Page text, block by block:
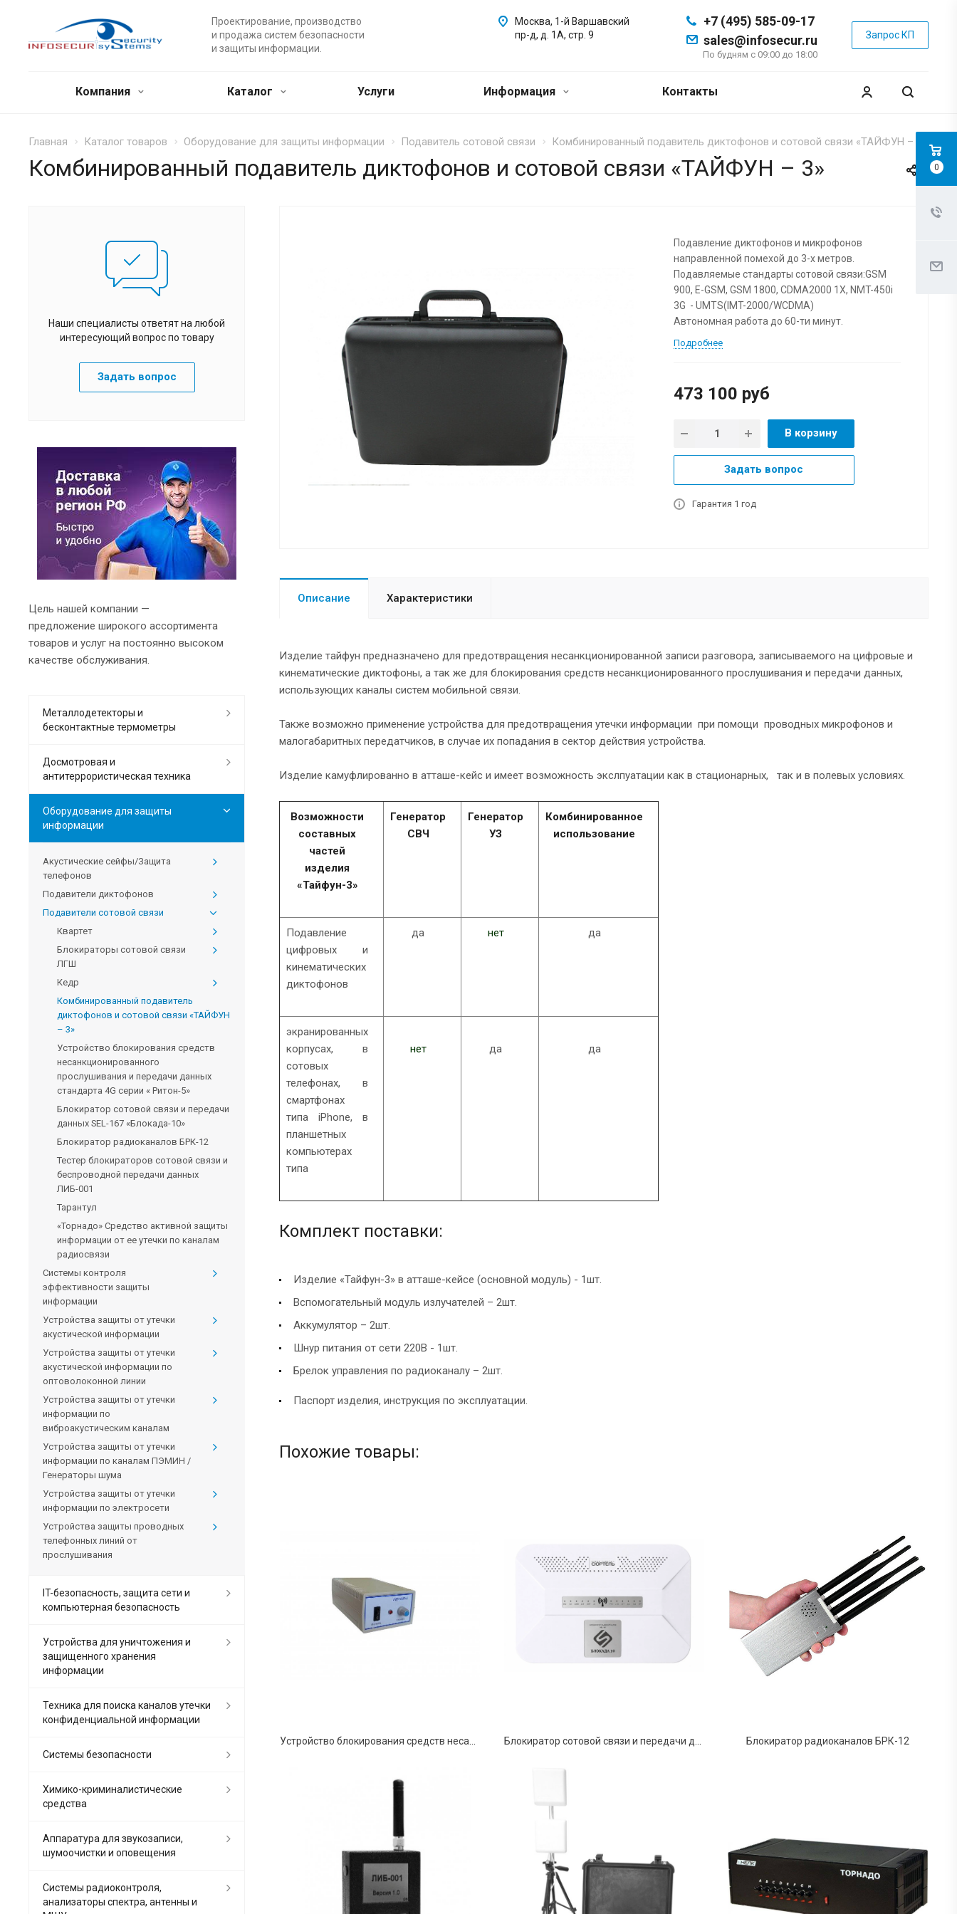
Проектирование, производство
и продажа систем безопасности
и защиты информации.
+7 (495) 585-09-17
sales@infosecur.ru
По будням с 09:00 до 18:00
Запрос КП
Москва, 1-й Варшавский
пр-д, д. 1А, стр. 9
Компания Каталог Услуги Информация Контакты
Главная Каталог товаров Оборудование для защиты информации Подавитель сотовой связи Комбинированный подавитель диктофонов и сотовой связи «ТАЙФУН – 3»
Комбинированный подавитель диктофонов и сотовой связи «ТАЙФУН – 3»
Подавление диктофонов и микрофонов
направленной помехой до 3-х метров.
Подавляемые стандарты сотовой связи:GSM
900, Е-GSM, GSM 1800, CDMA2000 1X, NMT-450i
3G - UMTS(IMT-2000/WCDMA)
Автономная работа до 60-ти минут.
Подробнее
473 100 руб
В корзину
Задать вопрос
Гарантия 1 год
Описание Характеристики
Изделие тайфун предназначено для предотвращения несанкционированной записи разговора, записываемого на цифровые и
кинематические диктофоны, а так же для блокирования средств несанкционированного прослушивания и передачи данных,
использующих каналы систем мобильной связи.
Также возможно применение устройства для предотвращения утечки информации при помощи проводных микрофонов и
малогабаритных передатчиков, в случае их попадания в сектор действия устройства.
Изделие камуфлированно в атташе-кейс и имеет возможность экслпуатации как в стационарных, так и в полевых условиях.
Возможности
составных
частей
изделия
«Тайфун-3»
Генератор
СВЧ
Генератор
УЗ
Комбинированное
использование
Подавление
цифровых и
кинематических
диктофонов
да нет да
экранированных
корпусах, в
сотовых
телефонах, в
смартфонах
типа iPhone, в
планшетных
компьютерах
типа
нет да да
Комплект поставки:
Изделие «Тайфун-3» в атташе-кейсе (основной модуль) - 1шт.
Вспомогательный модуль излучателей – 2шт.
Аккумулятор – 2шт.
Шнур питания от сети 220В - 1шт.
Брелок управления по радиоканалу – 2шт.
Паспорт изделия, инструкция по эксплуатации.
Похожие товары:
Блокиратор радиоканалов БРК-12
Наши специалисты ответят на любой
интересующий вопрос по товару
Задать вопрос
Цель нашей компании —
предложение широкого ассортимента
товаров и услуг на постоянно высоком
качестве обслуживания.
Металлодетекторы и
бесконтактные термометры
Досмотровая и
антитеррористическая техника
Оборудование для защиты
информации
Акустические сейфы/Защита
телефонов
Подавители диктофонов
Подавители сотовой связи
Квартет
Блокираторы сотовой связи
ЛГШ
Кедр
Комбинированный подавитель
диктофонов и сотовой связи «ТАЙФУН
– 3»
Устройство блокирования средств
несанкционированного
прослушивания и передачи данных
стандарта 4G серии « Ритон-5»
Блокиратор сотовой связи и передачи
данных SEL-167 «Блокада-10»
Блокиратор радиоканалов БРК-12
Тестер блокираторов сотовой связи и
беспроводной передачи данных
ЛИБ-001
Тарантул
«Торнадо» Средство активной защиты
информации от ее утечки по каналам
радиосвязи
Системы контроля
эффективности защиты
информации
Устройства защиты от утечки
акустической информации
Устройства защиты от утечки
акустической информации по
оптоволоконной линии
Устройства защиты от утечки
информации по
виброакустическим каналам
Устройства защиты от утечки
информации по каналам ПЭМИН /
Генераторы шума
Устройства защиты от утечки
информации по электросети
Устройства защиты проводных
телефонных линий от
прослушивания
IT-безопасность, защита сети и
компьютерная безопасность
Устройства для уничтожения и
защищенного хранения
информации
Техника для поиска каналов утечки
конфиденциальной информации
Системы безопасности
Химико-криминалистические
средства
Аппаратура для звукозаписи,
шумоочистки и оповещения
Системы радиоконтроля,
анализаторы спектра, антенны и
0